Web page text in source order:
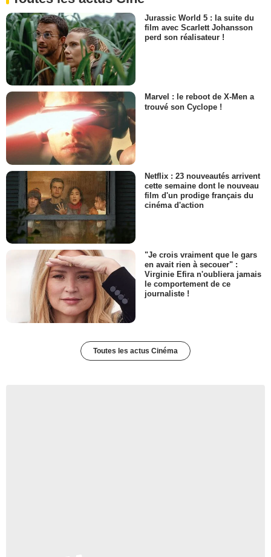
Jurassic World 5 : la suite du
film avec Scarlett Johansson
perd son réalisateur !
Marvel : le reboot de X-Men a
trouvé son Cyclope !
Netflix : 23 nouveautés arrivent
cette semaine dont le nouveau
film d'un prodige français du
cinéma d'action
"Je crois vraiment que le gars
en avait rien à secouer" :
Virginie Efira n'oubliera jamais
le comportement de ce
journaliste !
Toutes les actus Cinéma